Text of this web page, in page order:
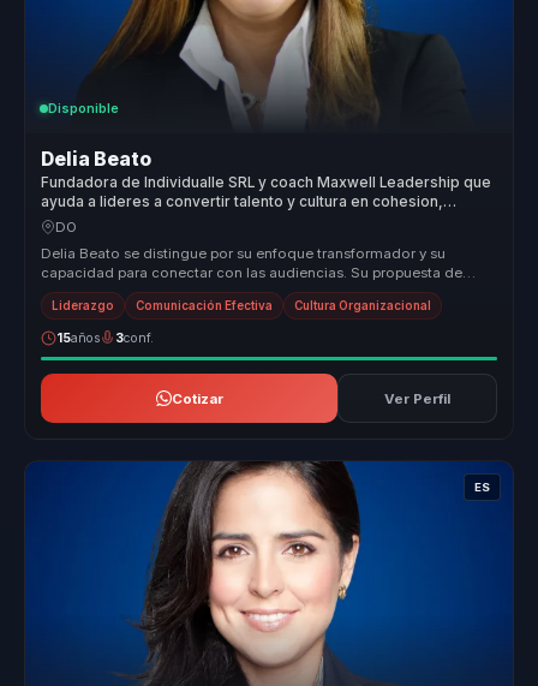
Disponible
Delia Beato
Fundadora de Individualle SRL y coach Maxwell Leadership que
ayuda a lideres a convertir talento y cultura en cohesion,
liderazgo y pertenencia.
DO
Delia Beato se distingue por su enfoque transformador y su
capacidad para conectar con las audiencias. Su propuesta de
valor radica en su...
Liderazgo Comunicación Efectiva Cultura Organizacional
15años 3conf.
Cotizar Ver Perfil
ES